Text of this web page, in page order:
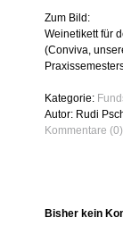
Zum Bild:
Weinetikett für
(Conviva,
Kategorie:
Autor: Rudi
Kommentare (0)
Bisher kein